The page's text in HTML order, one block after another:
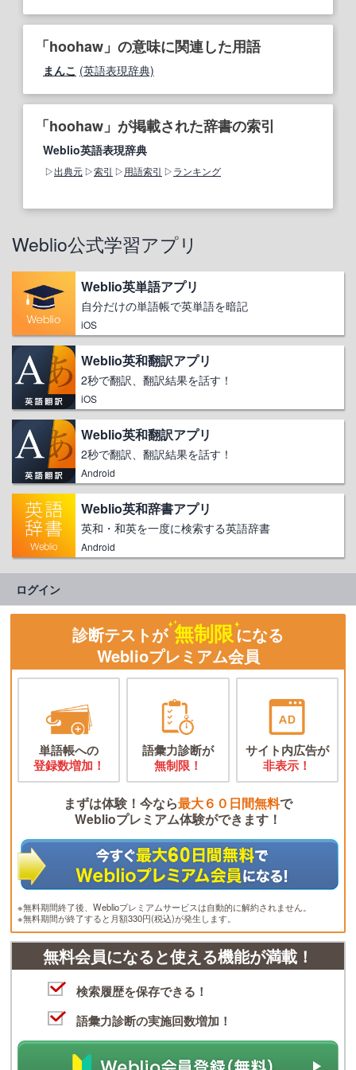
「hoohaw」の意味に関連した用語
まんこ (英語表現辞典)
「hoohaw」が掲載された辞書の索引
Weblio英語表現辞典
出典元 索引 用語索引 ランキング
Weblio公式学習アプリ
Weblio英単語アプリ
自分だけの単語帳で英単語を暗記
iOS
Weblio英和翻訳アプリ
2秒で翻訳、翻訳結果を話す！
iOS
Weblio英和翻訳アプリ
2秒で翻訳、翻訳結果を話す！
Android
Weblio英和辞書アプリ
英和・和英を一度に検索する英語辞書
Android
ログイン
診断テストが 無制限になる
Weblioプレミアム会員
単語帳への
登録数増加！
語彙力診断が
無制限！
サイト内広告が
非表示！
まずは体験！今なら最大６０日間無料で
Weblioプレミアム体験ができます！
※無料期間終了後、Weblioプレミアムサービスは自動的に解約されません。
※無料期間が終了すると月額330円(税込)が発生します。
無料会員になると使える機能が満載！
検索履歴を保存できる！
語彙力診断の実施回数増加！